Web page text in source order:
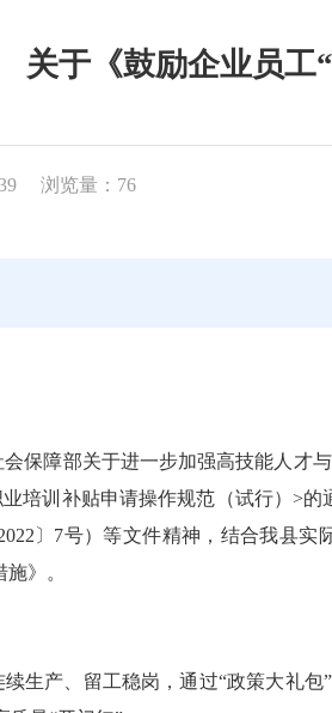
关于《鼓励企业员工
浏览量： 76
保障部关于进一步加强高技能人才
业培训补贴申请操作规范（试行）>的
〕 7号）等文件精神，结合我县实
》。
生产、留工稳岗，通过“政策大礼包